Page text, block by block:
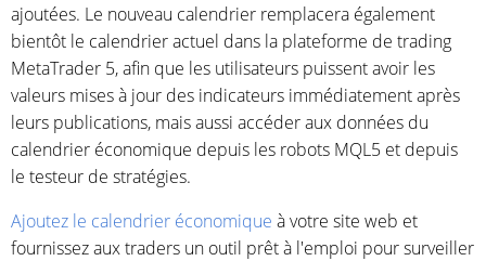
ajoutées. Le nouveau calendrier remplacera également
bientôt le calendrier actuel dans la plateforme de trading
MetaTrader 5, afin que les utilisateurs puissent avoir les
valeurs mises à jour des indicateurs immédiatement après
leurs publications, mais aussi accéder aux données du
calendrier économique depuis les robots MQL5 et depuis
le testeur de stratégies.
Ajoutez le calendrier économique à votre site web et
fournissez aux traders un outil prêt à l'emploi pour surveiller